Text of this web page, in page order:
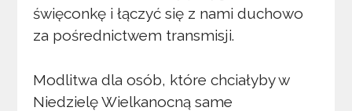
święconkę i łączyć się z nami duchowo
za pośrednictwem transmisji.
Modlitwa dla osób, które chciałyby w
Niedzielę Wielkanocną same